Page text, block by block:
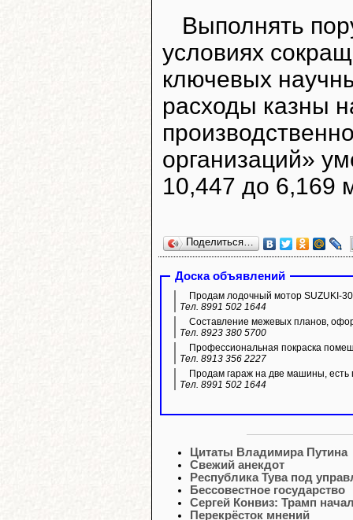
Выполнять
условиях
ключевых
расходы казны
организаций»
10,447 до 6,169
Поделиться…
Доска объявлений
Продам лодочный мотор SUZUKI-
Тел. 8991 502 1644
Составление межевых планов,
Тел. 8923 380 5700
Профессиональная покраска
Тел. 8913 356 2227
Продам гараж на две машины,
Тел. 8991 502 1644
Цитаты Владимира Путина
Свежий анекдот
Республика Тува под
Бессовестное государство
Сергей Конвиз: Трамп
Перекрёсток мнений